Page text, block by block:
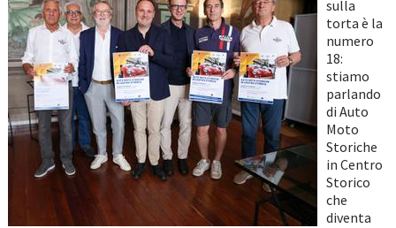
sulla
torta è la
numero
18:
stiamo
parlando
di Auto
Moto
Storiche
in Centro
Storico
che
diventa